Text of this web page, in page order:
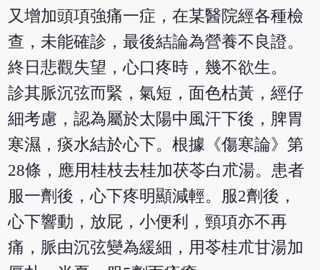
又增加頭項強痛一症，在某醫院經各種檢
查，未能確診，最後結論為營養不良證。
終日悲觀失望，心口疼時，幾不欲生。
診其脈沉弦而緊，氣短，面色枯黃，經仔
細考慮，認為屬於太陽中風汗下後，脾胃
寒濕，痰水結於心下。根據《傷寒論》第
28條，應用桂枝去桂加茯苓白朮湯。患者
服一劑後，心下疼明顯減輕。服2劑後，
心下響動，放屁，小便利，頸項亦不再
痛，脈由沉弦變為緩細，用苓桂朮甘湯加